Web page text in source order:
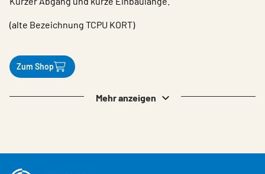
Wähle Sprache
Germany - Ventilation
(alte Bezeichnung TCPU KORT)
Zum Shop
Mehr anzeigen